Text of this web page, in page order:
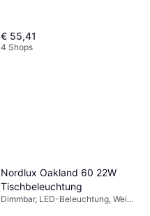
€ 55,41
4 Shops
Nordlux Oakland 60 22W
Tischbeleuchtung
Dimmbar, LED-Beleuchtung, Weiß,